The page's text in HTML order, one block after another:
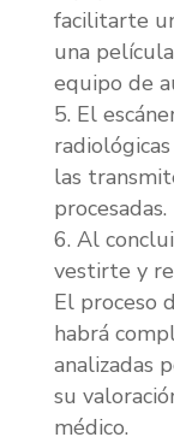
facilitarte
una
equipo de
El
las
procesadas.
Al
vestirte y
El proceso
habrá
analizadas
su
médico.